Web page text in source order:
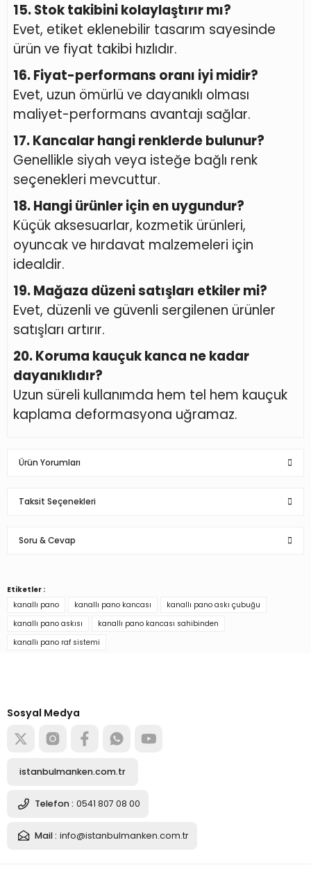
15. Stok takibini kolaylaştırır mı?
Evet, etiket eklenebilir tasarım sayesinde
ürün ve fiyat takibi hızlıdır.
16. Fiyat-performans oranı iyi midir?
Evet, uzun ömürlü ve dayanıklı olması
maliyet-performans avantajı sağlar.
17. Kancalar hangi renklerde bulunur?
Genellikle siyah veya isteğe bağlı renk
seçenekleri mevcuttur.
18. Hangi ürünler için en uygundur?
Küçük aksesuarlar, kozmetik ürünleri,
oyuncak ve hırdavat malzemeleri için
idealdir.
19. Mağaza düzeni satışları etkiler mi?
Evet, düzenli ve güvenli sergilenen ürünler
satışları artırır.
20. Koruma kauçuk kanca ne kadar
dayanıklıdır?
Uzun süreli kullanımda hem tel hem kauçuk
kaplama deformasyona uğramaz.
Ürün Yorumları
Taksit Seçenekleri
Soru & Cevap
Etiketler :
kanallı pano
kanallı pano kancası
kanallı pano askı çubuğu
kanallı pano askısı
kanallı pano kancası sahibinden
kanallı pano raf sistemi
Sosyal Medya
istanbulmanken.com.tr
Telefon : 0541 807 08 00
Mail : info@istanbulmanken.com.tr